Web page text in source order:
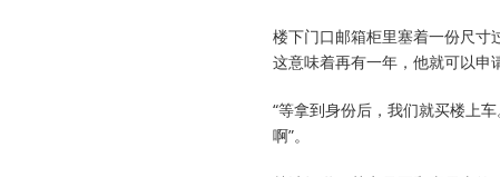
楼下门口邮箱柜里塞着一份尺寸
这意味着再有一年，他就可以申
“等拿到身份后，我们就买楼上
啊”。